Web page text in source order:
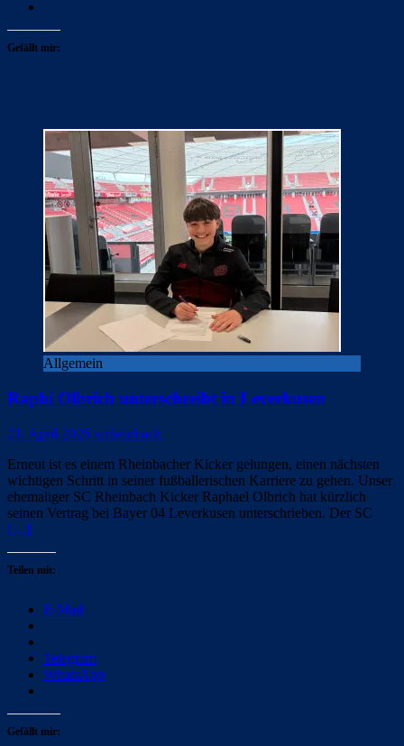
Gefällt mir:
Allgemein
Raphi Olbrich unterschreibt in Leverkusen
21. April 2026 scrheinbach
Erneut ist es einem Rheinbacher Kicker gelungen, einen nächsten
wichtigen Schritt in seiner fußballerischen Karriere zu gehen. Unser
ehemaliger SC Rheinbach Kicker Raphael Olbrich hat kürzlich
seinen Vertrag bei Bayer 04 Leverkusen unterschrieben. Der SC
[…]
Teilen mit:
E-Mail
Telegram
WhatsApp
Gefällt mir: